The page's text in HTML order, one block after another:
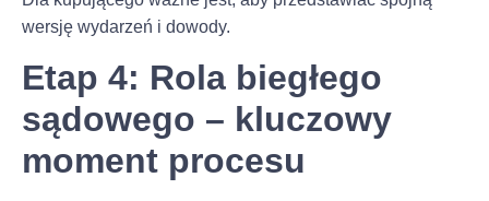
wersję wydarzeń i dowody.
Etap 4: Rola biegłego
sądowego – kluczowy
moment procesu